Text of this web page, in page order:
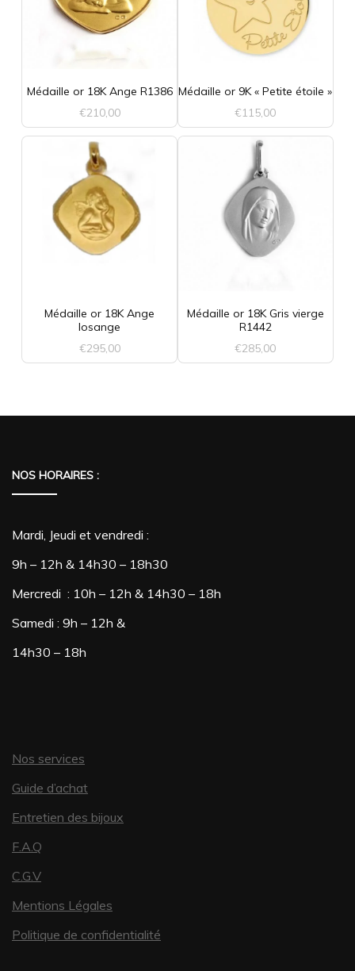
Médaille or 18K Ange R1386
€210,00
Médaille or 9K « Petite étoile »
€115,00
Médaille or 18K Ange
losange
€295,00
Médaille or 18K Gris vierge
R1442
€285,00
NOS HORAIRES :
Mardi, Jeudi et vendredi :
9h – 12h & 14h30 – 18h30
Mercredi : 10h – 12h & 14h30 – 18h
Samedi : 9h – 12h &
14h30 – 18h
Nos services
Guide d’achat
Entretien des bijoux
F.A.Q
C.G.V
Mentions Légales
Politique de confidentialité